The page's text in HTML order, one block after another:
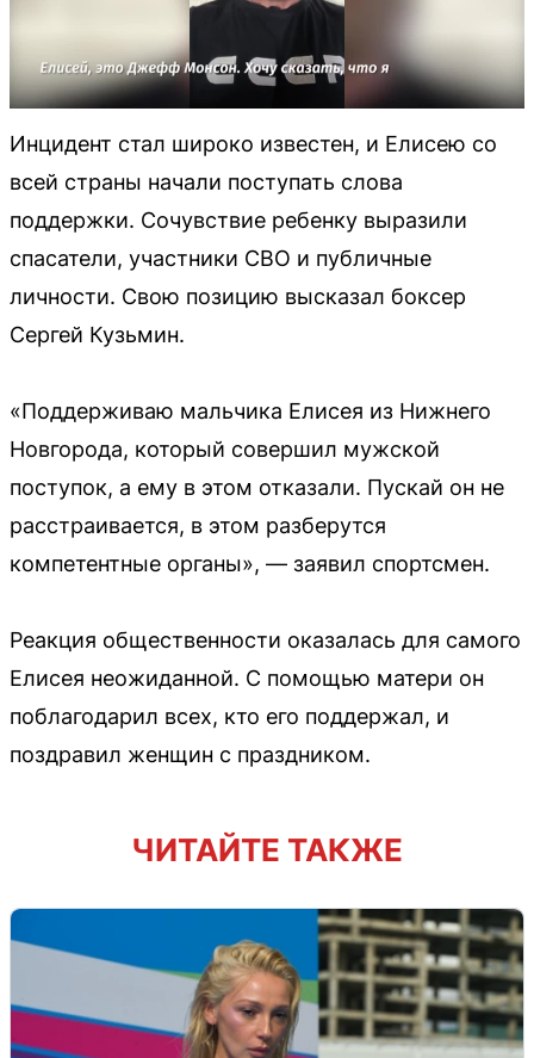
Инцидент стал широко известен, и Елисею со
всей страны начали поступать слова
поддержки. Сочувствие ребенку выразили
спасатели, участники СВО и публичные
личности. Свою позицию высказал боксер
Сергей Кузьмин.
«Поддерживаю мальчика Елисея из Нижнего
Новгорода, который совершил мужской
поступок, а ему в этом отказали. Пускай он не
расстраивается, в этом разберутся
компетентные органы», — заявил спортсмен.
Реакция общественности оказалась для самого
Елисея неожиданной. С помощью матери он
поблагодарил всех, кто его поддержал, и
поздравил женщин с праздником.
ЧИТАЙТЕ ТАКЖЕ